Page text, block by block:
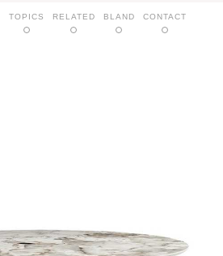
TOPICS RELATED BLAND CONTACT